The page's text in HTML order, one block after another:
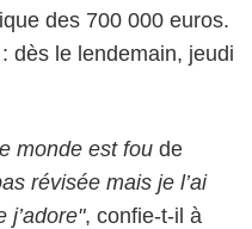
des 700 000 euros.
dès le lendemain, jeudi
monde est fou de
révisée mais je l’ai
j’adore", confie-t-il à